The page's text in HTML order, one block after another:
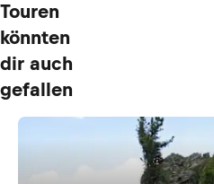
Touren
könnten
dir auch
gefallen